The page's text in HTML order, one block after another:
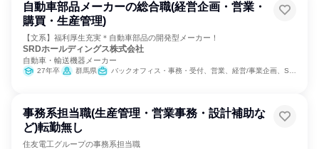
自動車部品メーカーの総合職(経営企画・営業・
購買・生産管理)
【文系】福利厚生充実＊自動車部品の開発型メーカー！
SRDホールディングス株式会社
自動車・輸送機器メーカー
27年卒 群馬県 バックオフィス・事務・受付、営業、経営/事業企画、SCM/生産管理/購買/物流、経理/税務/財務、人事、総務、組織運営管理・公務員・事務系職種
事務系担当職(生産管理・営業事務・設計補助な
ど)転勤無し
住友電工グループの事務系担当職